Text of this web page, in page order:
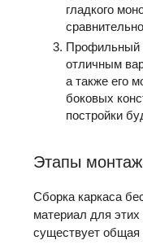
гладкого
Профильный
отличным
а также его
боковых
постройки
Этапы
Сборка каркаса
материал для
существует общая